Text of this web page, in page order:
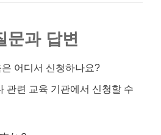
문과 답변
어디서 신청하나요?
관련 교육 기관에서 신청할 수